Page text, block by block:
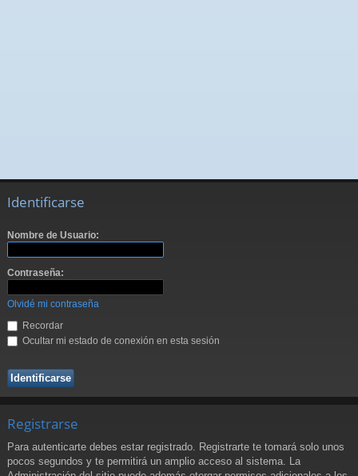
Identificarse
Nombre de Usuario:
Contraseña:
Olvidé mi contraseña
Recordar
Ocultar mi estado de conexión en esta sesión
Registrarse
Para autenticarte debes estar registrado. Registrarte te tomará solo unos
pocos segundos y te permitirá un amplio acceso al sistema. La